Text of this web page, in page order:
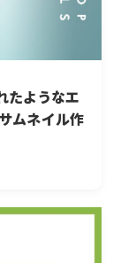
たようなエ
ムネイル作